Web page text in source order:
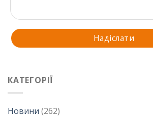
КАТЕГОРІЇ
Новини (262)